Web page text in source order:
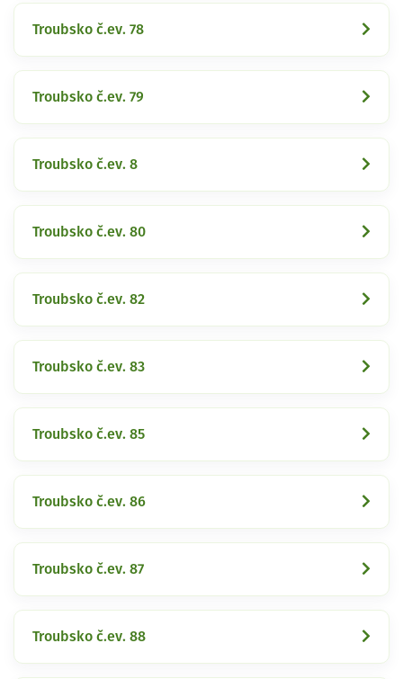
Troubsko č.ev. 78
Troubsko č.ev. 79
Troubsko č.ev. 8
Troubsko č.ev. 80
Troubsko č.ev. 82
Troubsko č.ev. 83
Troubsko č.ev. 85
Troubsko č.ev. 86
Troubsko č.ev. 87
Troubsko č.ev. 88